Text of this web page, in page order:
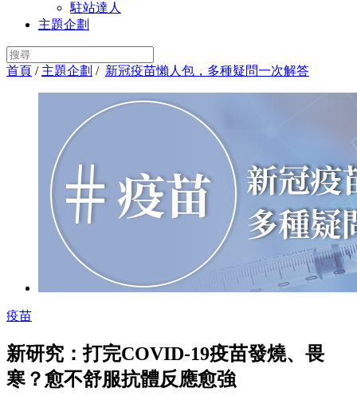
駐站達人
主題企劃
首頁 / 主題企劃 / 新冠疫苗懶人包，多種疑問一次解答
疫苗
新研究：打完COVID-19疫苗發燒、畏
寒？愈不舒服抗體反應愈強